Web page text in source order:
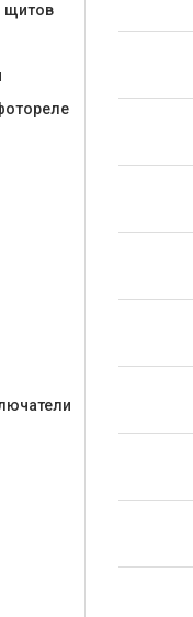
щитов